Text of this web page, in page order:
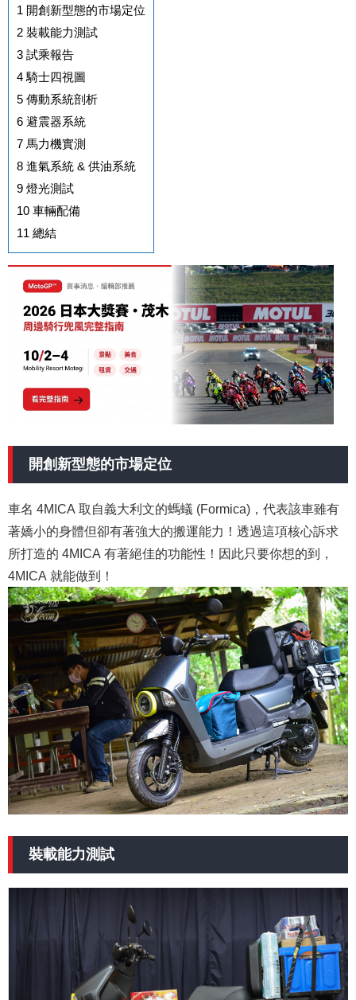
1 開創新型態的市場定位
2 裝載能力測試
3 試乘報告
4 騎士四視圖
5 傳動系統剖析
6 避震器系統
7 馬力機實測
8 進氣系統 & 供油系統
9 燈光測試
10 車輛配備
11 總結
開創新型態的市場定位
車名 4MICA 取自義大利文的螞蟻 (Formica)，代表該車雖有
著嬌小的身體但卻有著強大的搬運能力！透過這項核心訴求
所打造的 4MICA 有著絕佳的功能性！因此只要你想的到，
4MICA 就能做到！
裝載能力測試